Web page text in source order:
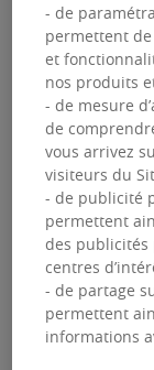
Market
présente
immobilier
prévisions
l’expertise
Paribas
ses
début 2024
- de
permettent
et
nos produits
- de mesure
de
vous arrivez
visiteurs du
- de publicité
permettent
des publicités
centres
- de partage
permettent
informations